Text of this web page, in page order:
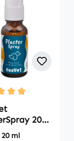
von 5 Sternen
20
20 ml